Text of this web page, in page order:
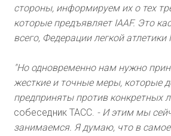
стороны, информируем их о тех
которые предъявляет IAAF. Это
всего, Федерации легкой
"Но одновременно нам нужно
жесткие и точные меры, которые
предприняты против конкретных
собеседник ТАСС. - И этим мы
занимаемся. Я думаю, что в